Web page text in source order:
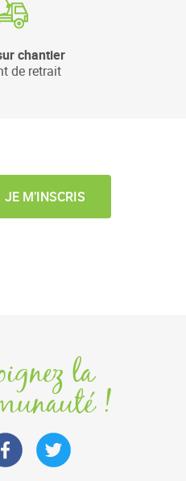
chantier
de retrait
JE M’INSCRIS
la
!